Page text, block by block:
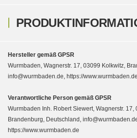
Hersteller gemäß GPSR
Wurmbaden, Wagnerstr. 17, 03099 Kolkwitz,
info@wurmbaden.de, https://www.wurmbaden.de
Verantwortliche Person gemäß GPSR
Wurmbaden Inh. Robert Siewert, Wagnerstr. 17,
Brandenburg, Deutschland,
https://www.wurmbaden.de